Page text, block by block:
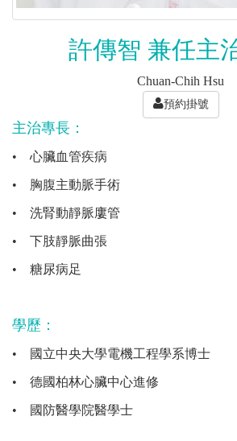
許傳智 兼任主
Chuan-Chih Hsu
預約掛號
主治專長：
• 心臟血管疾病
• 胸腹主動脈手術
• 洗腎動靜脈廔管
• 下肢靜脈曲張
• 糖尿病足
學歷：
• 國立中央大學電機工程學系博士
• 德國柏林心臟中心進修
• 國防醫學院醫學士